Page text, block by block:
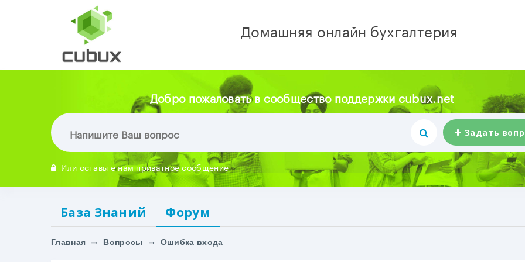
Домашняя онлайн бухгалтерия
Добро пожаловать в сообщество поддержки cubux.net
Задать
Или оставьте нам приватное сообщение
База Знаний Форум
Главная Вопросы Ошибка входа